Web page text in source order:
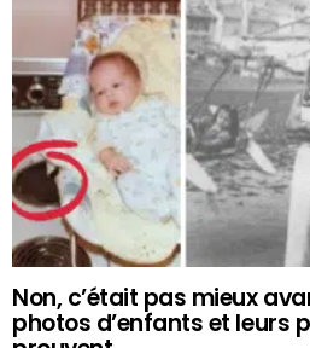
Non, c’était pas mieux
photos d’enfants et leurs